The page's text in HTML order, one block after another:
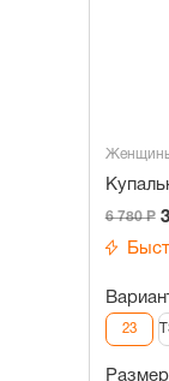
6 780 Р
23